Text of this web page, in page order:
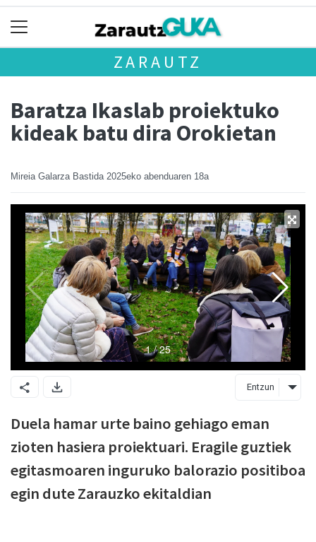
ZARAUTZ
Baratza Ikaslab proiektuko
kideak batu dira Orokietan
Mireia Galarza Bastida 2025eko abenduaren 18a
Entzun
Duela hamar urte baino gehiago eman
zioten hasiera proiektuari. Eragile guztiek
egitasmoaren inguruko balorazio positiboa
egin dute Zarauzko ekitaldian